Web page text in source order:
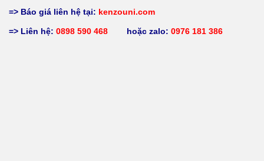
=> Báo giá liên hệ tại: kenzouni.com
=> Liên hệ: 0898 590 468 hoặc zalo: 0976 181 386